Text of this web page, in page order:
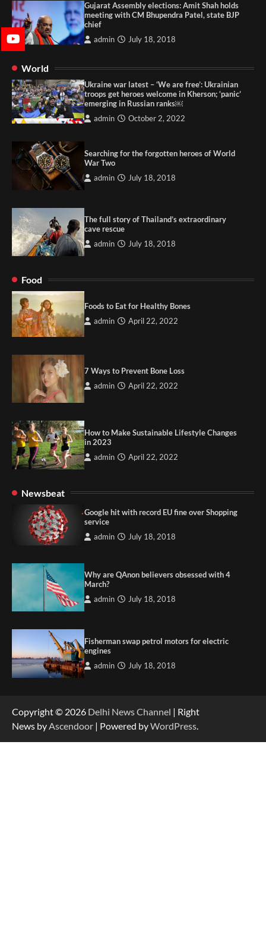
Gujarat Assembly elections: Amit Shah holds
meeting with CM Bhupendra Patel, state BJP
chief
admin July 18, 2018
World
Ukraine war latest – ‘We are free’: Ukrainian
troops get heroes welcome in Kherson; ‘panic’
emerging in Russian ranks￼
admin October 2, 2022
Searching for the forgotten heroes of World
War Two
admin July 18, 2018
The full story of Thailand’s extraordinary
cave rescue
admin July 18, 2018
Food
Foods to Eat for Healthy Bones
admin April 22, 2022
7 Ways to Prevent Bone Loss
admin April 22, 2022
How to Make Sustainable Lifestyle Changes
in 2023
admin April 22, 2022
Newsbeat
Google hit with record EU fine over Shopping
service
admin July 18, 2018
Why are QAnon believers obsessed with 4
March?
admin July 18, 2018
Fisherman swap petrol motors for electric
engines
admin July 18, 2018
Copyright © 2026 Delhi News Channel | Right
News by Ascendoor | Powered byWordPress